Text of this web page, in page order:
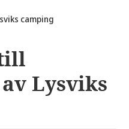
camping
Lysviks